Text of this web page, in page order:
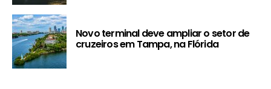
Novo terminal deve ampliar o setor de
cruzeiros em Tampa, na Flórida